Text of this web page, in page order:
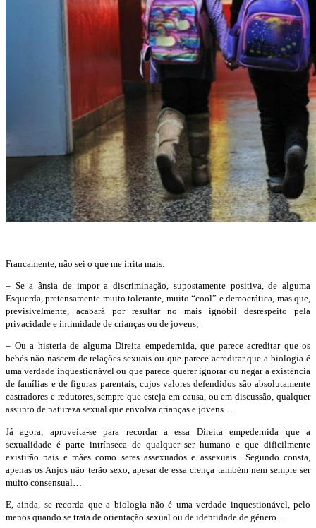
Francamente, não sei o que me irrita mais:
– Se a ânsia de impor a discriminação, supostamente positiva, de alguma
Esquerda, pretensamente muito tolerante, muito “cool” e democrática, mas que,
previsivelmente, acabará por resultar no mais ignóbil desrespeito pela
privacidade e intimidade de crianças ou de jovens;
– Ou a histeria de alguma Direita empedernida, que parece acreditar que os
bebés não nascem de relações sexuais ou que parece acreditar que a biologia é
uma verdade inquestionável ou que parece querer ignorar ou negar a existência
de famílias e de figuras parentais, cujos valores defendidos são absolutamente
castradores e redutores, sempre que esteja em causa, ou em discussão, qualquer
assunto de natureza sexual que envolva crianças e jovens…
Já agora, aproveita-se para recordar a essa Direita empedernida que a
sexualidade é parte intrínseca de qualquer ser humano e que dificilmente
existirão pais e mães como seres assexuados e assexuais…Segundo consta,
apenas os Anjos não terão sexo, apesar de essa crença também nem sempre ser
muito consensual…
E, ainda, se recorda que a biologia não é uma verdade inquestionável, pelo
menos quando se trata de orientação sexual ou de identidade de género…